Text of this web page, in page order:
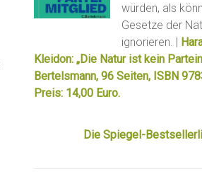
würden, als
Gesetze der
ignorieren. |
Kleidon: „Die Natur ist kein
Bertelsmann, 96 Seiten, ISBN
Preis: 14,00 Euro.
Die Spiegel-